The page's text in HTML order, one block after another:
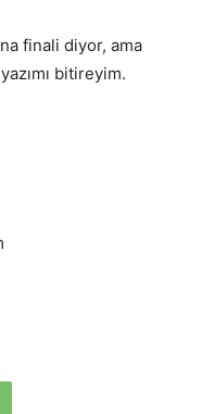
finali diyor, ama
bitireyim.